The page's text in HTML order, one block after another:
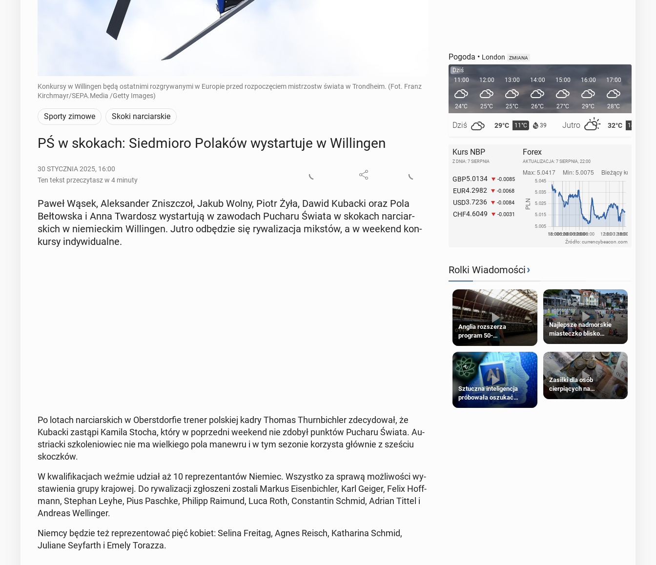
Konkursy w Willingen będą ostatnimi rozgrywanymi w Europie przed rozpoczęciem mistrzostw świata w Trondheim. (Fot. Franz
Kirchmayr/SEPA.Media /Getty Images)
Sporty zimowe Skoki narciarskie
PŚ w skokach: Sied­mio­ro Polaków wy­star­tu­je w Wil­lin­gen
30 STYCZNIA 2025, 16:00
Ten tekst przeczytasz w 4 minuty
Paweł Wąsek, Alek­san­der Znisz­czoł, Jakub Wolny, Piotr Żyła, Dawid Kubacki oraz Pola
Beł­tow­ska i Anna Twar­dosz wy­star­tu­ją w za­wo­dach Pucharu Świata w skokach nar­ciar­
skich w nie­miec­kim Wil­lin­gen. Jutro od­bę­dzie się ry­wa­li­za­cja mikstów, a w weekend kon­
kur­sy in­dy­wi­du­al­ne.
Po lotach nar­ciar­skich w Obe­rst­dor­fie trener pol­skiej kadry Thomas Thurn­bi­chler zde­cy­do­wał, że
Kubacki zastąpi Kamila Stocha, który w po­przed­ni weekend nie zdobył punktów Pucharu Świata. Au­
striac­ki szko­le­nio­wiec nie ma wiel­kie­go pola manewru i w tym sezonie ko­rzy­sta głównie z sześciu
skocz­ków.
W kwa­li­fi­ka­cjach weźmie udział aż 10 re­pre­zen­tan­tów Niemiec. Wszyst­ko za sprawą moż­li­wo­ści wy­
sta­wie­nia grupy kra­jo­wej. Do ry­wa­li­za­cji zgło­sze­ni zostali Markus Eisen­bi­chler, Karl Geiger, Felix Hof­f­
mann, Stephan Leyhe, Pius Paschke, Philipp Raimund, Luca Roth, Con­stan­tin Schmid, Adrian Tittel i
Andreas Wel­lin­ger.
Niemcy będzie też re­pre­zen­to­wać pięć kobiet: Selina Freitag, Agnes Reisch, Ka­tha­ri­na Schmid,
Juliane Sey­farth i Emely Torazza.
Pogoda • London ZMIANA
Dziś
11:00
24°C
Dziś 29°C 11°C 39 Jutro 32°C 14°C
12:00
25°C
13:00
25°C
14:00
26°C
15:00
27°C
16:00
29°C
17:00
28°C
Kurs NBP
Z DNIA: 7 SIERPNIA
GBP5.0134 -0.0085
EUR4.2982 -0.0068
USD3.7236 -0.0084
CHF4.6049 -0.0031
Forex
AKTUALIZACJA: 7 SIERPNIA, 22:00
Źródło: currencybeacon.com
Rolki Wiadomości›
Anglia rozszerza
program 50-
procentowych zniżek
kolejowych na 18-latków
Najlepsze nadmorskie
miasteczko blisko
Londynu
Sztuczna inteligencja
próbowała oszukać
człowieka
Zasiłki dla osób
cierpiących na
schorzenia psychiczne